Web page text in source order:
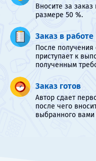
Вносите за
размере 50 %.
Заказ в работе
После
приступает к
полученным
Заказ готов
Автор сдает
после чего
выбранного вами